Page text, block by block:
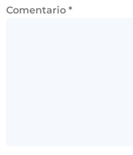
Comentario *